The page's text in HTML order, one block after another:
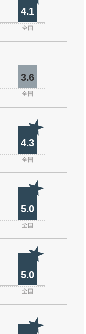
4.1
全国
3.6
全国
4.3
全国
5.0
全国
5.0
全国